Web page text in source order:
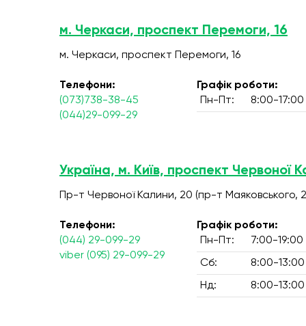
м. Черкаси, проспект Перемоги, 16
м. Черкаси, проспект Перемоги, 16
Телефони:
(073)738-38-45
(044)29-099-29
Графік роботи:
Пн-Пт:
8:00-17:00
Україна, м. Київ, проспект Червоної
Пр-т Червоної Калини, 20 (пр-т Маяковського,
Телефони:
(044) 29-099-29
viber (095) 29-099-29
Графік роботи:
Пн-Пт:
7:00-19:00
Сб: 8:00-13:00
Нд: 8:00-13:00